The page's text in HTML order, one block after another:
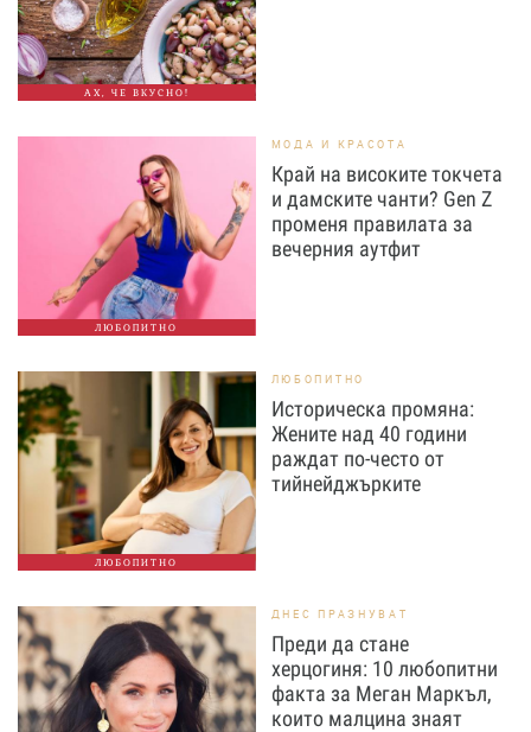
АХ, ЧЕ ВКУСНО!
ЛЮБОПИТНО
МОДА И КРАСОТА
Край на високите токчета
и дамските чанти? Gen Z
променя правилата за
вечерния аутфит
ЛЮБОПИТНО
ЛЮБОПИТНО
Историческа промяна:
Жените над 40 години
раждат по-често от
тийнейджърките
ДНЕС ПРАЗНУВАТ
Преди да стане
херцогиня: 10 любопитни
факта за Меган Маркъл,
които малцина знаят